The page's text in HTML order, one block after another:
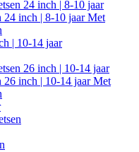
24 inch | 8-10 jaar
24 inch | 8-10 jaar Met
| 10-14 jaar
26 inch | 10-14 jaar
26 inch | 10-14 jaar Met